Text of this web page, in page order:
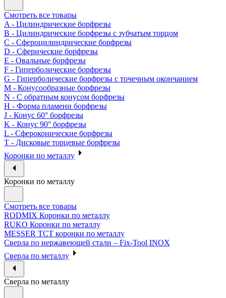
Смотреть все товары
A - Цилиндрические борфрезы
B - Цилиндрические борфрезы с зубчатым торцом
C - Сфероцилиндрические борфрезы
D - Сферические борфрезы
E - Овальные борфрезы
F - Гиперболические борфрезы
G - Гиперболические борфрезы с точечным окончанием
M - Конусообразные борфрезы
N - С обратным конусом борфрезы
H - Форма пламени борфрезы
J - Конус 60° борфрезы
K - Конус 90° борфрезы
L - Сфероконические борфрезы
T - Дисковые торцевые борфрезы
Коронки по металлу
Коронки по металлу
Смотреть все товары
RODMIX Коронки по металлу
RUKO Коронки по металлу
MESSER ТСТ коронки по металлу
Сверла по нержавеющей стали – Fix-Tool INOX
Сверла по металлу
Сверла по металлу